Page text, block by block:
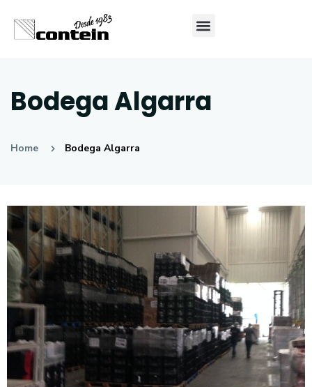
Bodega Algarra
Home Bodega Algarra